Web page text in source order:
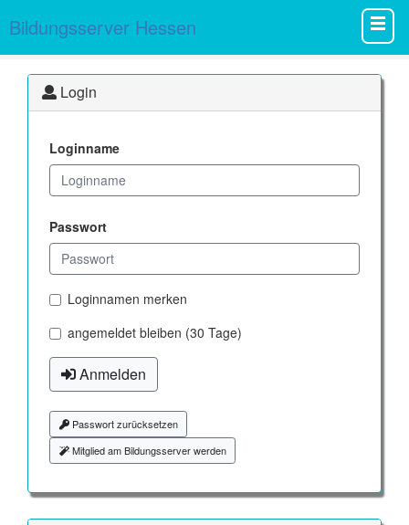
Bildungsserver Hessen
Login
Loginname
Passwort
Loginnamen merken
angemeldet bleiben (30 Tage)
Anmelden
Passwort zurücksetzen
Mitglied am Bildungsserver werden